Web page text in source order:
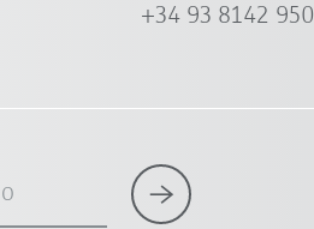
+34 93 8142 950